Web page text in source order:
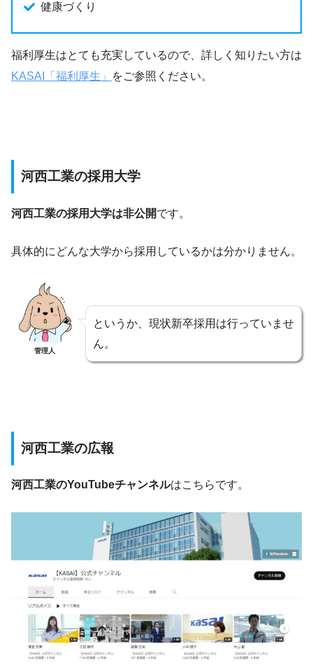
健康づくり
福利厚生はとても充実しているので、詳しく知りたい方は
KASAI「福利厚生」
をご参照ください。
河西工業の採用大学
河西工業の採用大学は非公開です。
具体的にどんな大学から採用しているかは分かりません。
管理人
というか、現状新卒採用は行っていませ
ん。
河西工業の広報
河西工業のYouTubeチャンネルはこちらです。